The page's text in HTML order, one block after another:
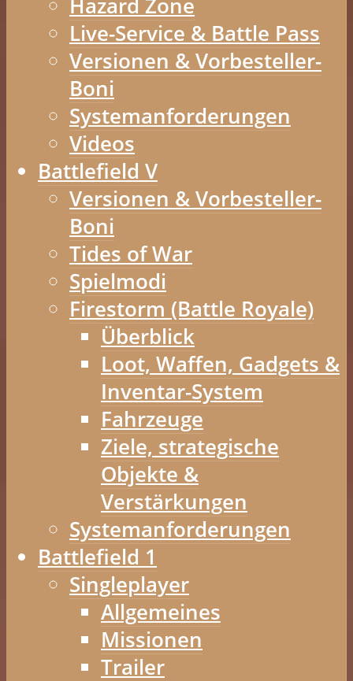
Hazard Zone
Live-Service & Battle Pass
Versionen & Vorbesteller-
Boni
Systemanforderungen
Videos
Battlefield V
Versionen & Vorbesteller-
Boni
Tides of War
Spielmodi
Firestorm (Battle Royale)
Überblick
Loot, Waffen, Gadgets &
Inventar-System
Fahrzeuge
Ziele, strategische
Objekte &
Verstärkungen
Systemanforderungen
Battlefield 1
Singleplayer
Allgemeines
Missionen
Trailer